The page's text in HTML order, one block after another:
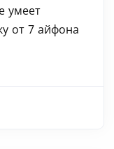
умеет
от 7 айфона